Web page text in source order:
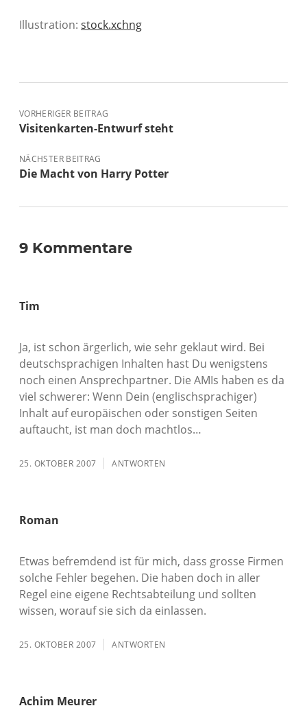
Illustration: stock.xchng
VORHERIGER BEITRAG
Visitenkarten-Entwurf steht
NÄCHSTER BEITRAG
Die Macht von Harry Potter
9 Kommentare
Tim
Ja, ist schon ärgerlich, wie sehr geklaut wird. Bei
deutschsprachigen Inhalten hast Du wenigstens
noch einen Ansprechpartner. Die AMIs haben es da
viel schwerer: Wenn Dein (englischsprachiger)
Inhalt auf europäischen oder sonstigen Seiten
auftaucht, ist man doch machtlos…
25. OKTOBER 2007 ANTWORTEN
Roman
Etwas befremdend ist für mich, dass grosse Firmen
solche Fehler begehen. Die haben doch in aller
Regel eine eigene Rechtsabteilung und sollten
wissen, worauf sie sich da einlassen.
25. OKTOBER 2007 ANTWORTEN
Achim Meurer